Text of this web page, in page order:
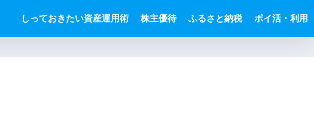
しっておきたい資産運用術 株主優待 ふるさと納税 ポイ活・利用